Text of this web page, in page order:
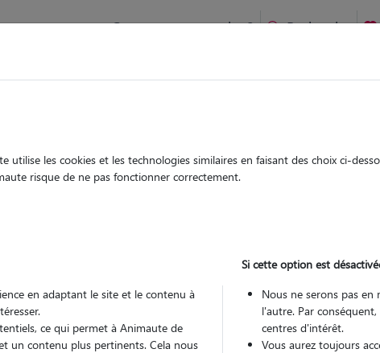
Comment ça marche ? Recherche
les cookies et les technologies similaires en faisant des choix ci-
risque de ne pas fonctionner correctement.
en adaptant le site et le contenu à
ce qui permet à Animaute de
un contenu plus pertinents. Cela nous
Si cette option est
Nous ne serons pas en
l'autre. Par
centres d'intérêt.
Vous aurez toujours